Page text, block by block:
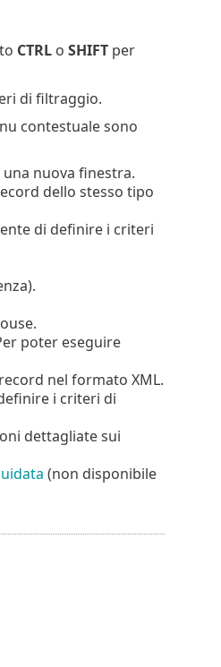
CTRLo SHIFTper
di filtraggio.
contestuale sono
nuova finestra.
dello stesso tipo
di definire i criteri
poter eseguire
nel formato XML.
i criteri di
dettagliate sui
(non disponibile